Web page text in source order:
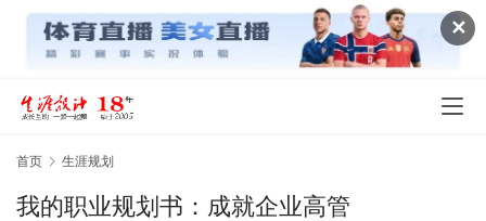
✕
首页 生涯规划
我的职业规划书：成就企业高管